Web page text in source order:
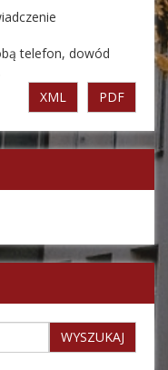
telefon, dowód
PDF
XML